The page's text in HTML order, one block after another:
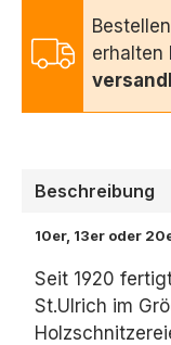
erhalten
Beschreibung
10er, 13er oder
Seit 1920
St.Ulrich im